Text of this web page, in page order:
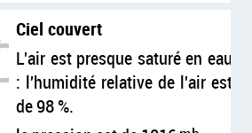
Ciel couvert
L'air est presque saturé en eau
: l'humidité relative de l'air est
de 98 %.